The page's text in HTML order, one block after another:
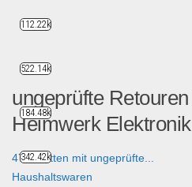
ungeprüfte
Heimwerk Elektronik
47 Paletten mit ungeprüfte...
Haushaltswaren
112.22k
522.14k
184.48k
342.42k